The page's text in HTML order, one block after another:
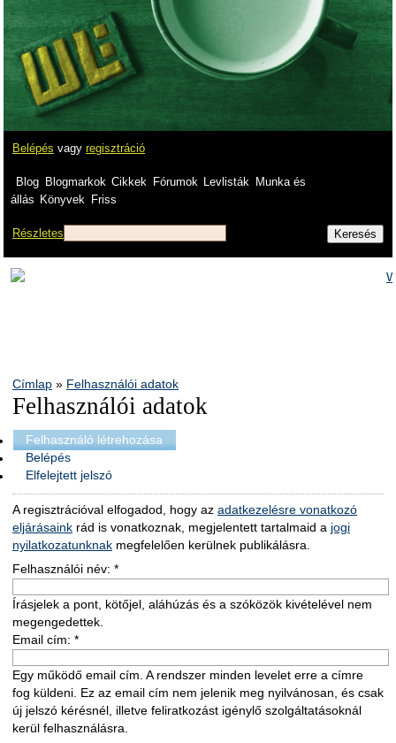
Belépés vagy regisztráció
Blog Blogmarkok Cikkek Fórumok Levlisták
Munka és
állás Könyvek Friss
Részletes
Címlap » Felhasználói adatok
Felhasználói adatok
Felhasználó létrehozása
Belépés
Elfelejtett jelszó
A regisztrációval elfogadod, hogy az adatkezelésre vonatkozó
eljárásaink rád is vonatkoznak, megjelentett tartalmaid a jogi
nyilatkozatunknak megfelelően kerülnek publikálásra.
Felhasználói név: *
Írásjelek a pont, kötőjel, aláhúzás és a szóközök kivételével nem
megengedettek.
Email cím: *
Egy működő email cím. A rendszer minden levelet erre a címre
fog küldeni. Ez az email cím nem jelenik meg nyilvánosan, és csak
új jelszó kérésnél, illetve feliratkozást igénylő szolgáltatásoknál
kerül felhasználásra.